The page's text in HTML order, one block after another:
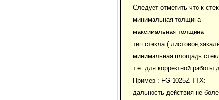
Следует отметить что к
минимальная толщина
максимальная толщина
тип стекла (
минимальная площадь
т.е. для корректной работы
Пример : FG-1025Z ТТХ:
дальность действия не